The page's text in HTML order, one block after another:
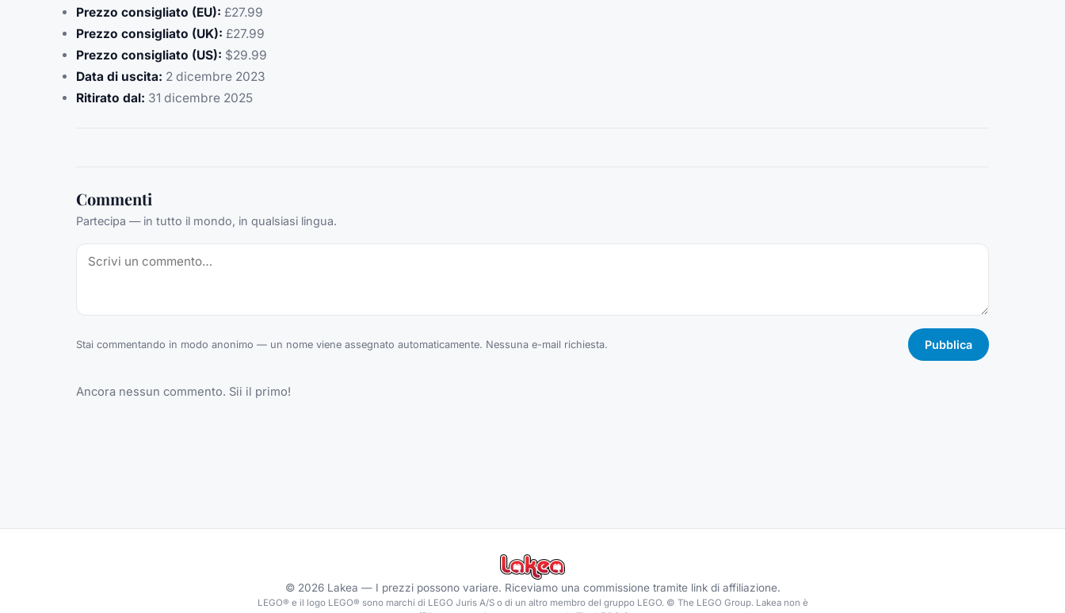
Prezzo consigliato (EU): £27.99
Prezzo consigliato (UK): £27.99
Prezzo consigliato (US): $29.99
Data di uscita: 2 dicembre 2023
Ritirato dal: 31 dicembre 2025
Commenti
Partecipa — in tutto il mondo, in qualsiasi lingua.
Stai commentando in modo anonimo — un nome viene assegnato automaticamente. Nessuna e-mail richiesta. Pubblica
Ancora nessun commento. Sii il primo!
© 2026Lakea — I prezzi possono variare. Riceviamo una commissione tramite link di affiliazione.
LEGO® e il logo LEGO® sono marchi di LEGO Juris A/S o di un altro membro del gruppo LEGO. © The LEGO Group. Lakea non è